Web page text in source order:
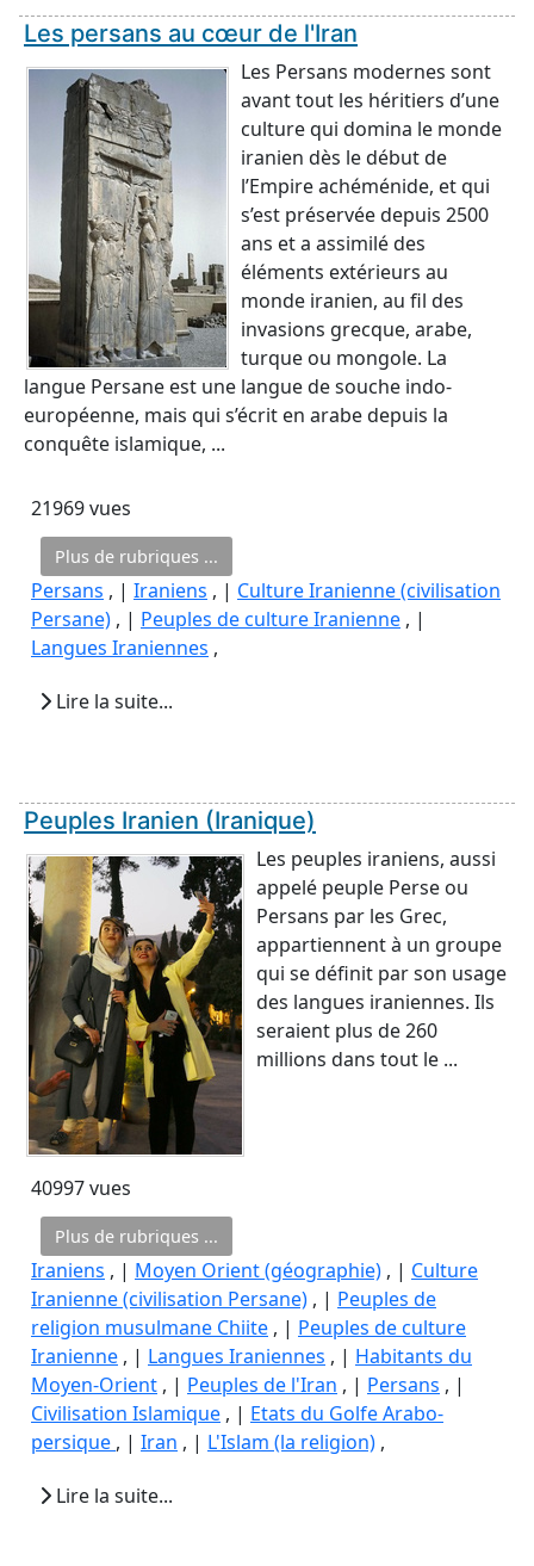
Les persans au cœur de l'Iran
Les Persans modernes sont
avant tout les héritiers d’une
culture qui domina le monde
iranien dès le début de
l’Empire achéménide, et qui
s’est préservée depuis 2500
ans et a assimilé des
éléments extérieurs au
monde iranien, au fil des
invasions grecque, arabe,
turque ou mongole. La
langue Persane est une langue de souche indo-
européenne, mais qui s’écrit en arabe depuis la
conquête islamique, ...
21969 vues
Plus de rubriques ...
Persans , | Iraniens , | Culture Iranienne (civilisation
Persane) , | Peuples de culture Iranienne , |
Langues Iraniennes ,
Lire la suite...
Peuples Iranien (Iranique)
Les peuples iraniens, aussi
appelé peuple Perse ou
Persans par les Grec,
appartiennent à un groupe
qui se définit par son usage
des langues iraniennes. Ils
seraient plus de 260
millions dans tout le ...
40997 vues
Plus de rubriques ...
Iraniens , | Moyen Orient (géographie) , | Culture
Iranienne (civilisation Persane) , | Peuples de
religion musulmane Chiite , | Peuples de culture
Iranienne , | Langues Iraniennes , | Habitants du
Moyen-Orient , | Peuples de l'Iran , | Persans , |
Civilisation Islamique , | Etats du Golfe Arabo-
persique , | Iran , | L'Islam (la religion) ,
Lire la suite...